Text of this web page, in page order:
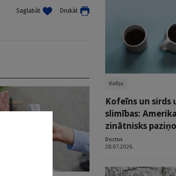
Saglabāt Drukāt
Kafija
Kofeīns un sirds
slimības:
zinātnisks
Doctus
28.07.2026.